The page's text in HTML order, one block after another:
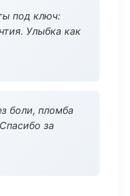
под ключ:
Улыбка как
боли, пломба
за